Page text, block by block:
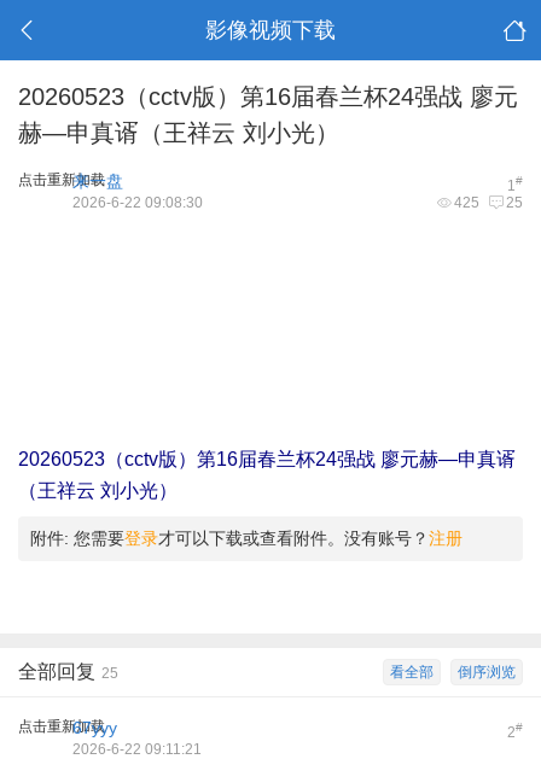
影像视频下载
20260523（cctv版）第16届春兰杯24强战 廖元
赫—申真谞（王祥云 刘小光）
点击重新加载 1#
来一盘
425 25
2026-6-22 09:08:30
20260523（cctv版）第16届春兰杯24强战 廖元赫—申真谞
（王祥云 刘小光）
附件: 您需要登录才可以下载或查看附件。没有账号？注册
倒序浏览
看全部
全部回复 25
点击重新加载 2#
67yyy
2026-6-22 09:11:21